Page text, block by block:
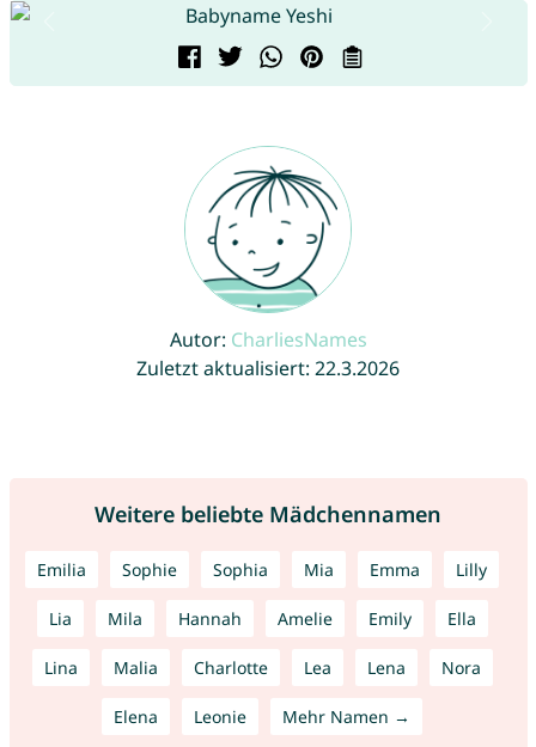
Autor: CharliesNames
Zuletzt aktualisiert: 22.3.2026
Weitere beliebte Mädchennamen
Emilia Sophie Sophia Mia Emma Lilly
Lia Mila Hannah Amelie Emily Ella
Lina Malia Charlotte Lea Lena Nora
Elena Leonie Mehr Namen →